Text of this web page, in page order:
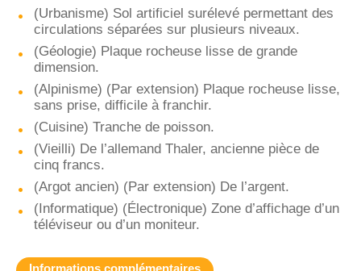
(Urbanisme) Sol artificiel surélevé permettant des
circulations séparées sur plusieurs niveaux.
(Géologie) Plaque rocheuse lisse de grande
dimension.
(Alpinisme) (Par extension) Plaque rocheuse lisse,
sans prise, difficile à franchir.
(Cuisine) Tranche de poisson.
(Vieilli) De l’allemand Thaler, ancienne pièce de
cinq francs.
(Argot ancien) (Par extension) De l’argent.
(Informatique) (Électronique) Zone d’affichage d’un
téléviseur ou d’un moniteur.
Informations complémentaires